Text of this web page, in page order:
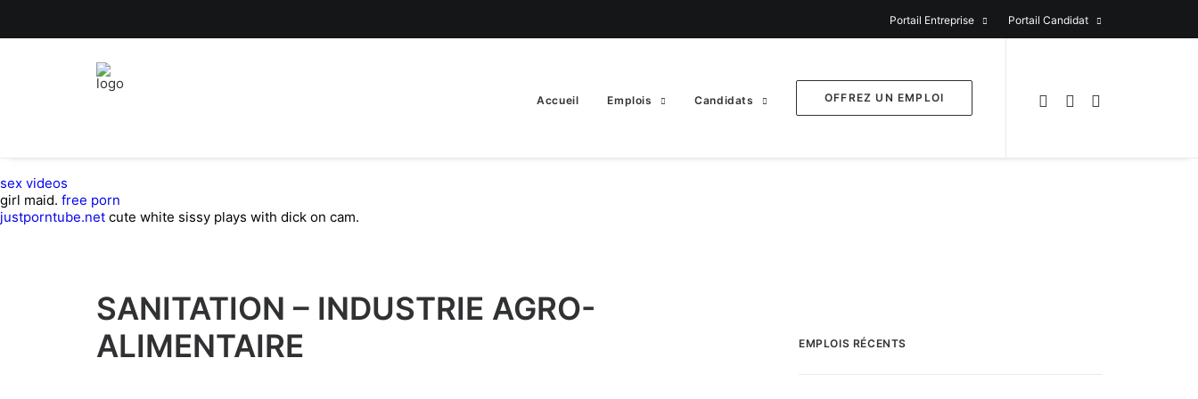
Portail Entreprise Portail Candidat
Accueil Emplois Candidats OFFREZ UN EMPLOI
sex videos
girl maid. free porn
justporntube.net cute white sissy plays with dick on cam.
SANITATION – INDUSTRIE AGRO-
ALIMENTAIRE
EMPLOIS RÉCENTS